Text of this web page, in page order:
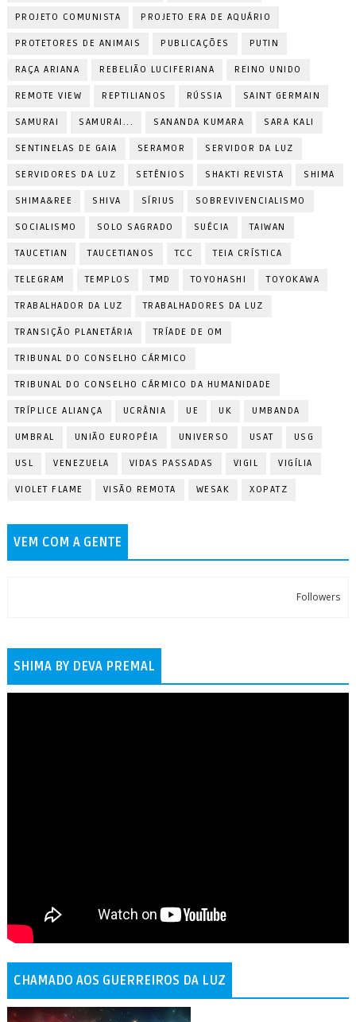
PROJETO COMUNISTA PROJETO ERA DE AQUÁRIO
PROTETORES DE ANIMAIS PUBLICAÇÕES PUTIN
RAÇA ARIANA REBELIÃO LUCIFERIANA REINO UNIDO
REMOTE VIEW REPTILIANOS RÚSSIA SAINT GERMAIN
SAMURAI SAMURAI... SANANDA KUMARA SARA KALI
SENTINELAS DE GAIA SERAMOR SERVIDOR DA LUZ
SERVIDORES DA LUZ SETÊNIOS SHAKTI REVISTA SHIMA
SHIMA&REE SHIVA SÍRIUS SOBREVIVENCIALISMO
SOCIALISMO SOLO SAGRADO SUÉCIA TAIWAN
TAUCETIAN TAUCETIANOS TCC TEIA CRÍSTICA
TELEGRAM TEMPLOS TMD TOYOHASHI TOYOKAWA
TRABALHADOR DA LUZ TRABALHADORES DA LUZ
TRANSIÇÃO PLANETÁRIA TRÍADE DE OM
TRIBUNAL DO CONSELHO CÁRMICO
TRIBUNAL DO CONSELHO CÁRMICO DA HUMANIDADE
TRÍPLICE ALIANÇA UCRÂNIA UE UK UMBANDA
UMBRAL UNIÃO EUROPÉIA UNIVERSO USAT USG
USL VENEZUELA VIDAS PASSADAS VIGIL VIGÍLIA
VIOLET FLAME VISÃO REMOTA WESAK XOPATZ
VEM COM A GENTE
Followers
SHIMA BY DEVA PREMAL
CHAMADO AOS GUERREIROS DA LUZ